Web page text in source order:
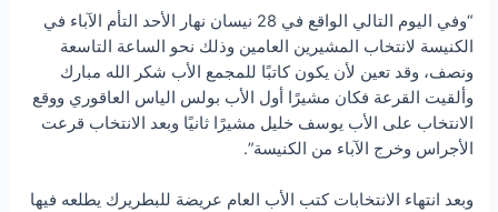
“وفي اليوم التالي الواقع في 28 نيسان نهار الأحد التأم الآباء في
الكنيسة لانتخاب المشيرين العامين وذلك نحو الساعة التاسعة
ونصف، وقد تعين لأن يكون كاتبًا للمجمع الأب شكر الله مبارك
وألقيت القرعة فكان مشيرًا أول الأب بولس الياس العاقوري ووقع
الانتخاب على الأب يوسف خليل مشيرًا ثانيًا وبعد الانتخاب قرعت
الأجراس وخرج الآباء من الكنيسة”.
وبعد انتهاء الانتخابات كتب الأب العام عريضة للبطريرك يطلعه فيها